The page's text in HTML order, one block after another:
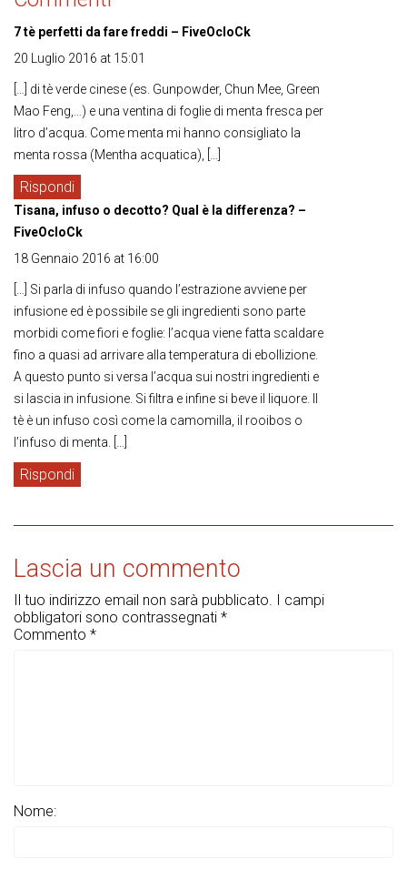
7 tè perfetti da fare freddi – FiveOcloCk
20 Luglio 2016 at 15:01
[…] di tè verde cinese (es. Gunpowder, Chun Mee, Green
Mao Feng,…) e una ventina di foglie di menta fresca per
litro d’acqua. Come menta mi hanno consigliato la
menta rossa (Mentha acquatica), […]
Rispondi
Tisana, infuso o decotto? Qual è la differenza? –
FiveOcloCk
18 Gennaio 2016 at 16:00
[…] Si parla di infuso quando l’estrazione avviene per
infusione ed è possibile se gli ingredienti sono parte
morbidi come fiori e foglie: l’acqua viene fatta scaldare
fino a quasi ad arrivare alla temperatura di ebollizione.
A questo punto si versa l’acqua sui nostri ingredienti e
si lascia in infusione. Si filtra e infine si beve il liquore. Il
tè è un infuso così come la camomilla, il rooibos o
l’infuso di menta. […]
Rispondi
Lascia un commento
Il tuo indirizzo email non sarà pubblicato.
I campi
obbligatori sono contrassegnati *
Commento *
Nome: